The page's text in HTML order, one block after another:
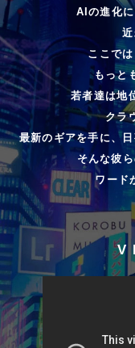
AIの進化
ここで
もっと
若者達は地
クラ
最新のギアを手に、
そんな彼
ワード